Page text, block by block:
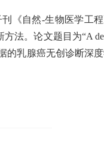
《自然-生物医学工程
法。论文题目为“A
据的乳腺癌无创诊断深